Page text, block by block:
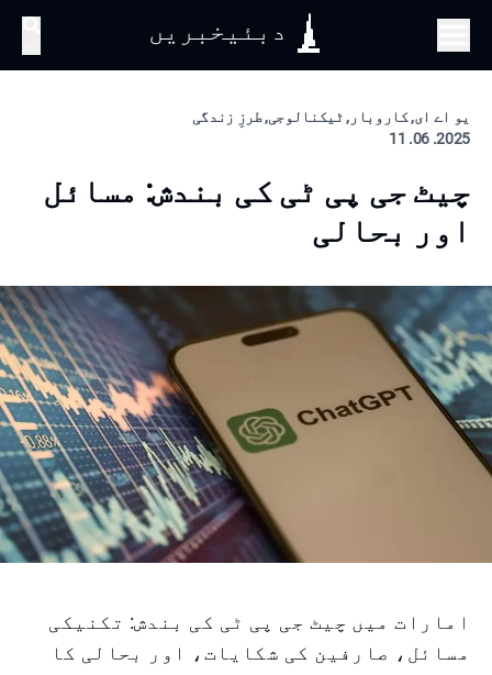
دبئیخبریں
یو اے ای, کاروبار, ٹیکنالوجی, طرزِ زندگی
2025. 06. 11
چیٹ جی پی ٹی کی بندش: مسائل
اور بحالی
امارات میں چیٹ جی پی ٹی کی بندش: تکنیکی
مسائل، صارفین کی شکایات، اور بحالی کا